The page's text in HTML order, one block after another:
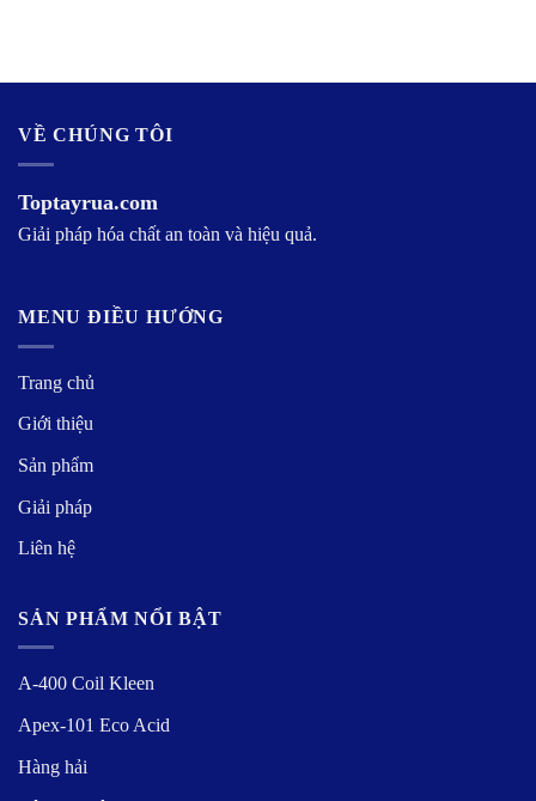
VỀ CHÚNG TÔI
Toptayrua.com
Giải pháp hóa chất an toàn và hiệu quả.
MENU ĐIỀU HƯỚNG
Trang chủ
Giới thiệu
Sản phẩm
Giải pháp
Liên hệ
SẢN PHẨM NỔI BẬT
A-400 Coil Kleen
Apex-101 Eco Acid
Hàng hải